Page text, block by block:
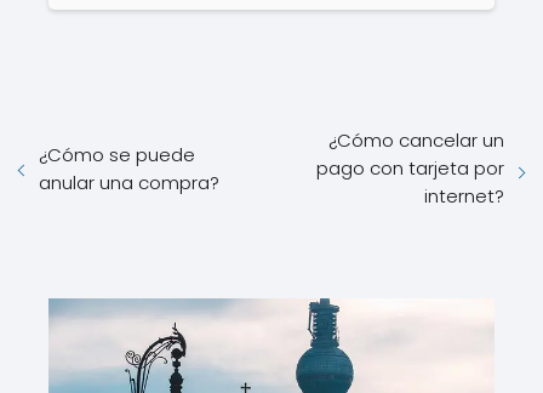
¿Cómo se puede
anular una compra?
¿Cómo cancelar un
pago con tarjeta por
internet?